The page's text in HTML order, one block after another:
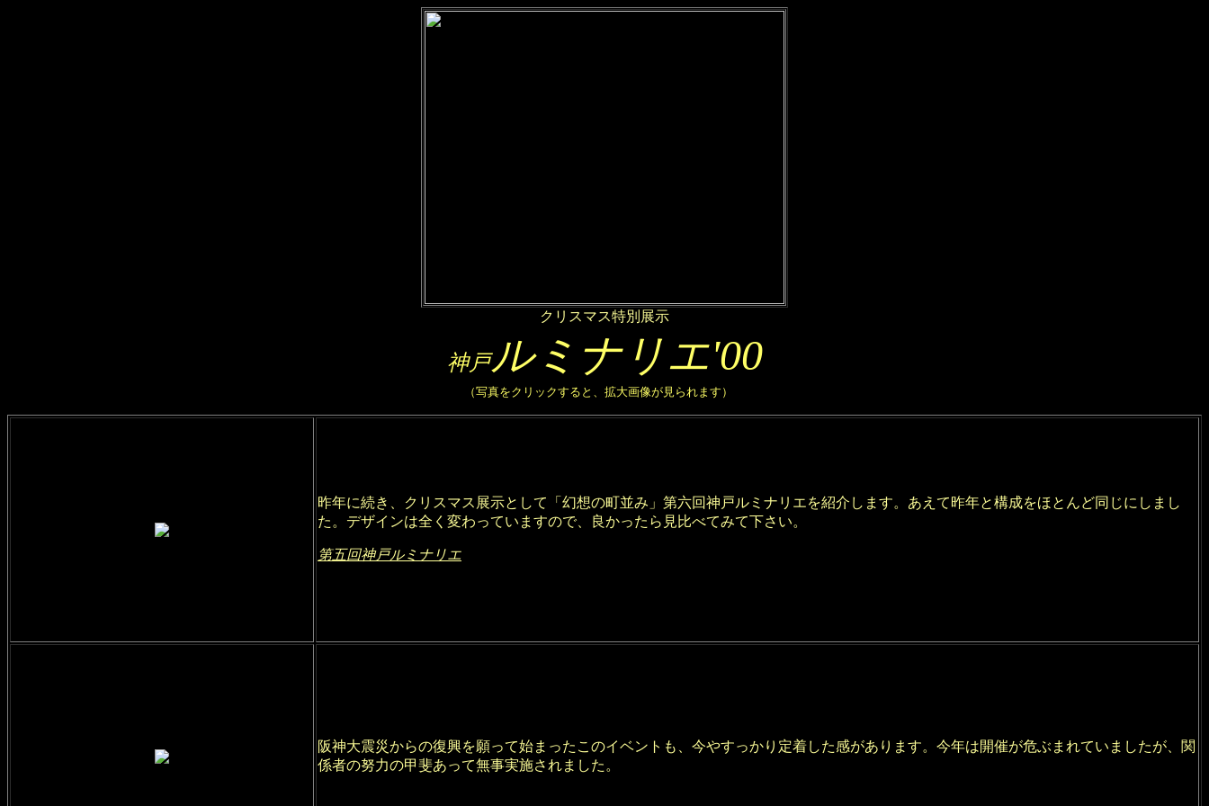
クリスマス特別展示
神戸ルミナリエ'00
（写真をクリックすると、拡大画像が見られます）
昨年に続き、クリスマス展示として「幻想の町並み」第六回神戸ルミナリエを紹介します。あえて昨年と構成をほとんど同じにしまし
た。デザインは全く変わっていますので、良かったら見比べてみて下さい。
第五回神戸ルミナリエ
阪神大震災からの復興を願って始まったこのイベントも、今やすっかり定着した感があります。今年は開催が危ぶまれていましたが、関
係者の努力の甲斐あって無事実施されました。